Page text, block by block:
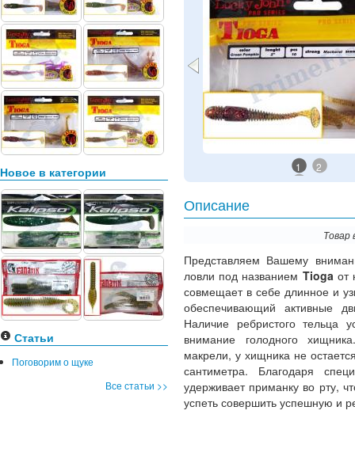
Новое в категории
Статьи
Поговорим о щуке
Все статьи >>
1 2
Описание
Товар
Представляем Вашему
ловли под названием Tiogaот
совмещает в себе длинное и
обеспечивающий активные
Наличие ребристого тельца
внимание голодного
макрели, у хищника не
сантиметра. Благодаря
удерживает приманку во рту,
успеть совершить успешную и